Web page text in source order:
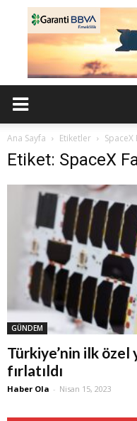
Ana Sayfa Etiketler
Etiket: SpaceX
GÜNDEM
Türkiye’nin ilk özel
fırlatıldı
Haber Ola - Nisan 15, 2023